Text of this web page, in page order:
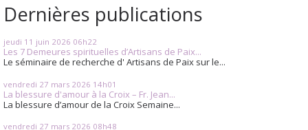
Dernières publications
jeudi 11 juin 2026 06h22
Les 7 Demeures spirituelles d’Artisans de Paix...
Le séminaire de recherche d' Artisans de Paix sur le...
vendredi 27 mars 2026 14h01
La blessure d'amour à la Croix – Fr. Jean...
La blessure d’amour de la Croix Semaine...
vendredi 27 mars 2026 08h48